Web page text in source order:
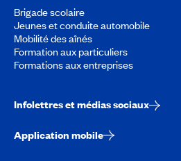
Brigade scolaire
Jeunes et conduite automobile
Mobilité des aînés
Formation aux particuliers
Formations aux entreprises
Infolettres et médias sociaux
Application mobile